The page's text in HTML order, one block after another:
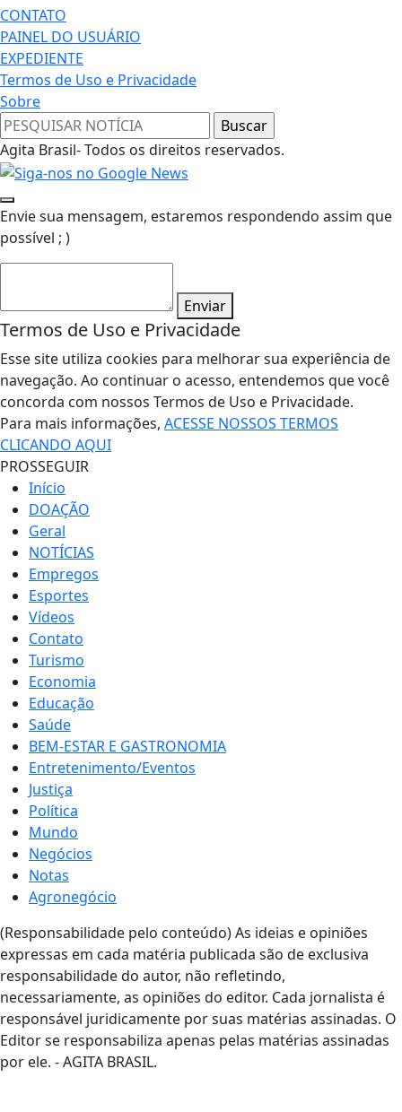
CONTATO
PAINEL DO USUÁRIO
EXPEDIENTE
Termos de Uso e Privacidade
Sobre
Agita Brasil- Todos os direitos reservados.
Envie sua mensagem, estaremos respondendo assim que
possível ; )
Enviar
Termos de Uso e Privacidade
Esse site utiliza cookies para melhorar sua experiência de
navegação. Ao continuar o acesso, entendemos que você
concorda com nossos Termos de Uso e Privacidade.
Para mais informações, ACESSE NOSSOS TERMOS
CLICANDO AQUI
PROSSEGUIR
Início
DOAÇÃO
Geral
NOTÍCIAS
Empregos
Esportes
Vídeos
Contato
Turismo
Economia
Educação
Saúde
BEM-ESTAR E GASTRONOMIA
Entretenimento/Eventos
Justiça
Política
Mundo
Negócios
Notas
Agronegócio
(Responsabilidade pelo conteúdo) As ideias e opiniões
expressas em cada matéria publicada são de exclusiva
responsabilidade do autor, não refletindo,
necessariamente, as opiniões do editor. Cada jornalista é
responsável juridicamente por suas matérias assinadas. O
Editor se responsabiliza apenas pelas matérias assinadas
por ele. - AGITA BRASIL.